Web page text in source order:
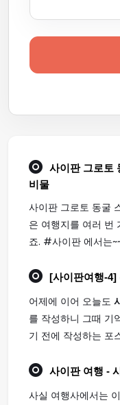
사이판 그로토
비물
사이판 그로토 동굴
은 여행지를 여러 번
죠. #사이판 에서는
[사이판여행-4]
어제에 이어 오늘도
를 작성하니 그때 기
기 전에 작성하는 포
사이판 여행 -
사실 여행사에서는